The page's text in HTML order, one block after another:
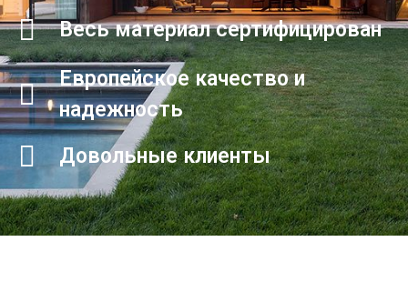
Весь материал сертифицирован
Европейское качество и
надежность
Довольные клиенты